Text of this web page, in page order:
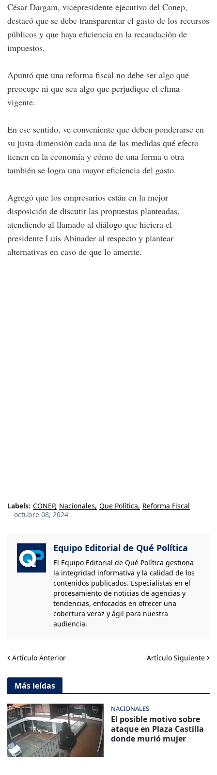
César Dargam, vicepresidente ejecutivo del Conep,
destacó que se debe transparentar el gasto de los recursos
públicos y que haya eficiencia en la recaudación de
impuestos.
Apuntó que una reforma fiscal no debe ser algo que
preocupe ni que sea algo que perjudique el clima
vigente.
En ese sentido, ve conveniente que deben ponderarse en
su justa dimensión cada una de las medidas qué efecto
tienen en la economía y cómo de una forma u otra
también se logra una mayor eficiencia del gasto.
Agregó que los empresarios están en la mejor
disposición de discutir las propuestas planteadas,
atendiendo al llamado al diálogo que hiciera el
presidente Luis Abinader al respecto y plantear
alternativas en caso de que lo amerite.
Labels: CONEP Nacionales Que Política Reforma Fiscal
—octubre 08, 2024
Equipo Editorial de Qué Política
El Equipo Editorial de Qué Política gestiona
la integridad informativa y la calidad de los
contenidos publicados. Especialistas en el
procesamiento de noticias de agencias y
tendencias, enfocados en ofrecer una
cobertura veraz y ágil para nuestra
audiencia.
Artículo Anterior Artículo Siguiente
Más leídas
NACIONALES
El posible motivo sobre
ataque en Plaza Castilla
donde murió mujer